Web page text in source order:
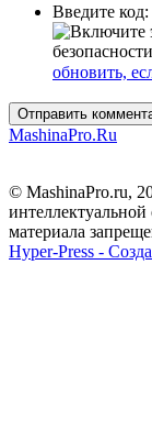
Введите код:
обновить,
Отправить
MashinaPro.Ru
© MashinaPro.ru,
материала
Hyper-Press -